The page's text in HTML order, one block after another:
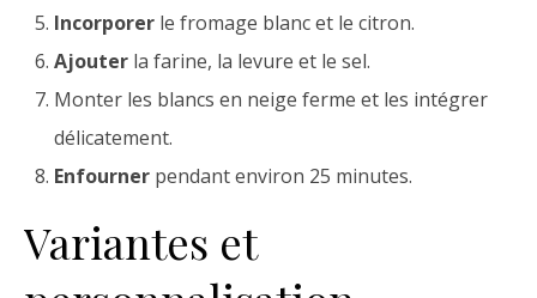
Incorporer le fromage blanc et le citron.
Ajouter la farine, la levure et le sel.
Monter les blancs en neige ferme et les intégrer
délicatement.
Enfourner pendant environ 25 minutes.
Variantes et